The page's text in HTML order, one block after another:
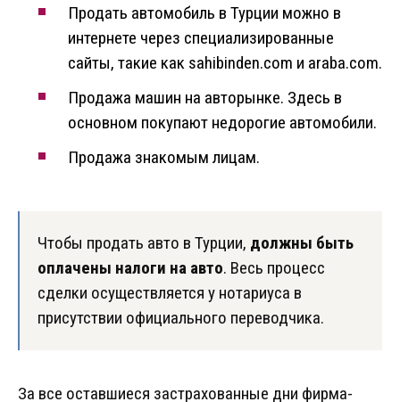
Продать автомобиль в Турции можно в
интернете через специализированные
сайты, такие как sahibinden.com и araba.com.
Продажа машин на авторынке. Здесь в
основном покупают недорогие автомобили.
Продажа знакомым лицам.
Чтобы продать авто в Турции, должны быть
оплачены налоги на авто. Весь процесс
сделки осуществляется у нотариуса в
присутствии официального переводчика.
За все оставшиеся застрахованные дни фирма-